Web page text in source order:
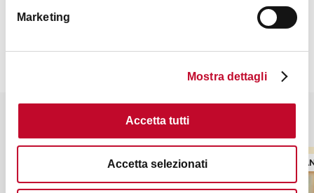
Marketing
Mostra dettagli
Accetta tutti
Accetta selezionati
Potrebbe interessarti anche